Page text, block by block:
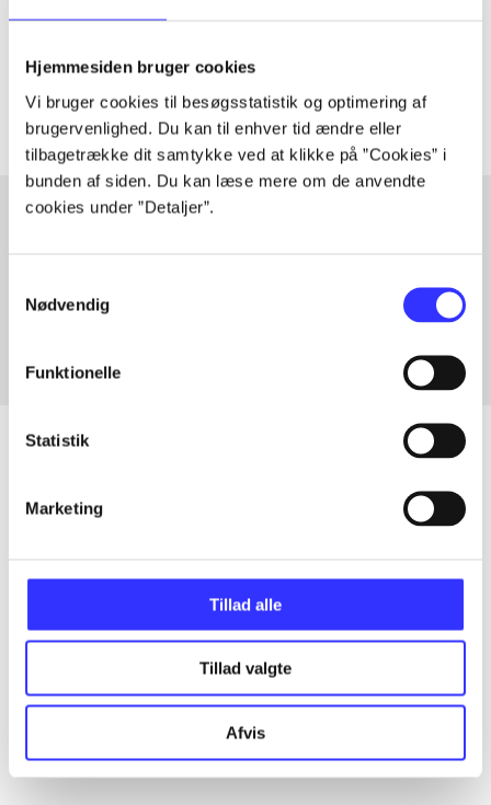
Hjemmesiden bruger cookies
Vi bruger cookies til besøgsstatistik og optimering af
brugervenlighed. Du kan til enhver tid ændre eller
tilbagetrække dit samtykke ved at klikke på ”Cookies” i
bunden af siden. Du kan læse mere om de anvendte
cookies under ”Detaljer”.
Nødvendig
Funktionelle
Statistik
Marketing
Tillad alle
Tillad valgte
Afvis
Artiklerne i handler ofte om
Fra
Artikler